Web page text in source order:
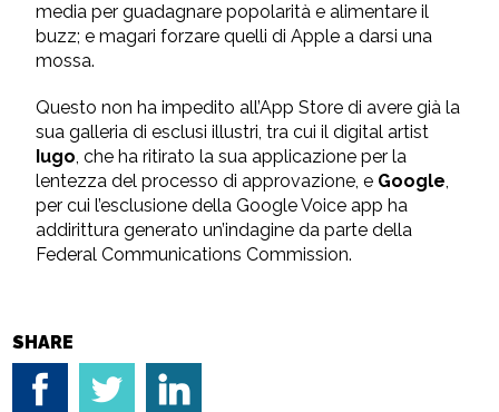
media per guadagnare popolarità e alimentare il
buzz; e magari forzare quelli di Apple a darsi una
mossa.
Questo non ha impedito all’App Store di avere già la
sua galleria di esclusi illustri, tra cui il digital artist
Iugo, che ha ritirato la sua applicazione per la
lentezza del processo di approvazione, e Google,
per cui l’esclusione della Google Voice app ha
addirittura generato un’indagine da parte della
Federal Communications Commission.
SHARE